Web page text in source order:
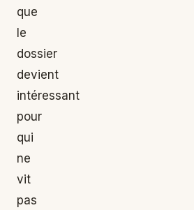
que
le
dossier
devient
intéressant
pour
qui
ne
vit
pas